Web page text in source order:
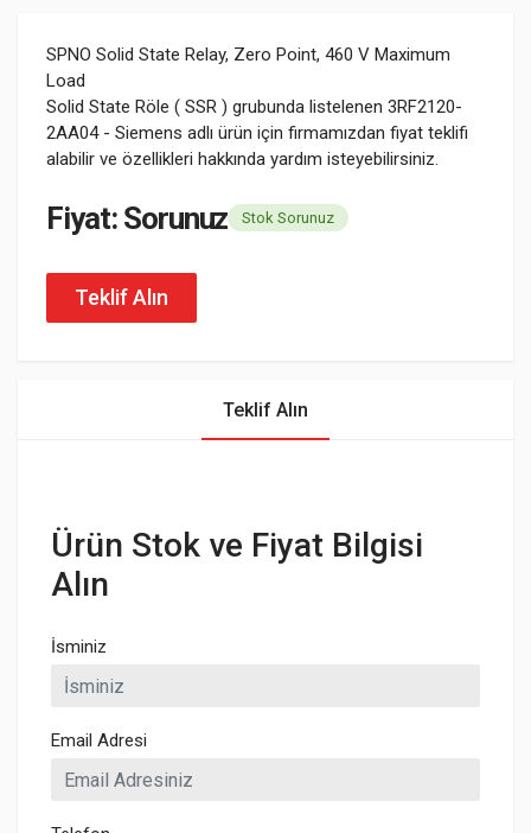
SPNO Solid State Relay, Zero Point, 460 V Maximum
Load
Solid State Röle ( SSR ) grubunda listelenen 3RF2120-
2AA04 - Siemens adlı ürün için firmamızdan fiyat teklifi
alabilir ve özellikleri hakkında yardım isteyebilirsiniz.
Fiyat: Sorunuz Stok Sorunuz
Teklif Alın
Teklif Alın
Ürün Stok ve Fiyat Bilgisi
Alın
İsminiz
Email Adresi